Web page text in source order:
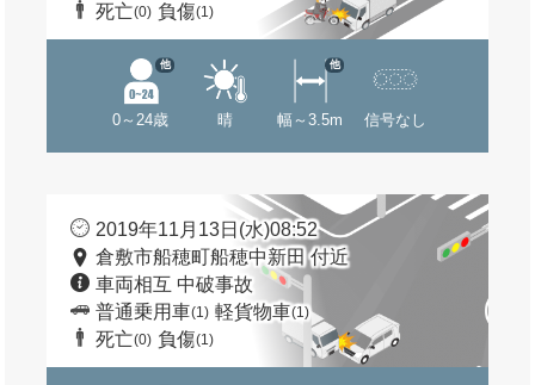
死亡(0) 負傷(1)
0～24歳
他
晴 幅～3.5m
他
信号なし
2019年11月13日(水)08:52
倉敷市船穂町船穂中新田 付近
車両相互 中破事故
普通乗用車(1) 軽貨物車(1)
死亡(0) 負傷(1)